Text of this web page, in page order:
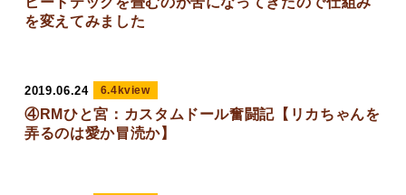
を変えてみました
2019.06.24 6.4kview
④RMひと宮：カスタムドール奮闘記【リカちゃんを
弄るのは愛か冒涜か】